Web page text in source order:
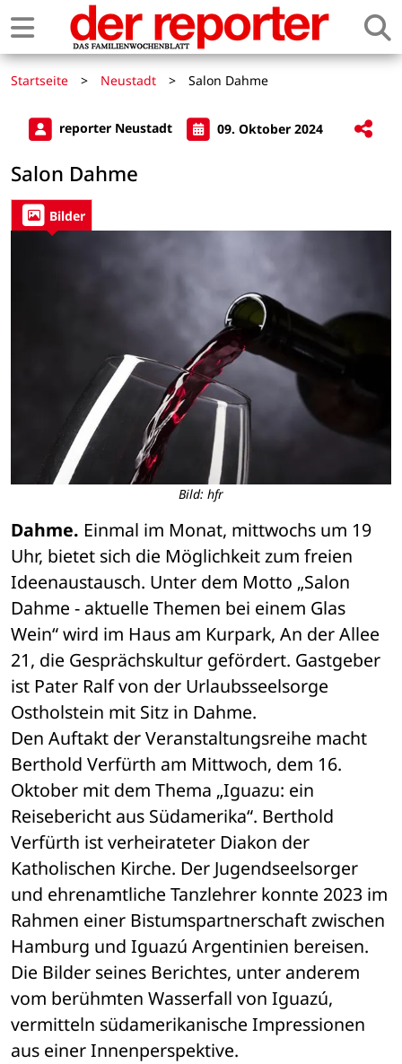
Startseite > Neustadt > Salon Dahme
reporter Neustadt 09. Oktober 2024
Salon Dahme
Bilder
Bild: hfr
Dahme. Einmal im Monat, mittwochs um 19
Uhr, bietet sich die Möglichkeit zum freien
Ideenaustausch. Unter dem Motto „Salon
Dahme - aktuelle Themen bei einem Glas
Wein“ wird im Haus am Kurpark, An der Allee
21, die Gesprächskultur gefördert. Gastgeber
ist Pater Ralf von der Urlaubsseelsorge
Ostholstein mit Sitz in Dahme.
Den Auftakt der Veranstaltungsreihe macht
Berthold Verfürth am Mittwoch, dem 16.
Oktober mit dem Thema „Iguazu: ein
Reisebericht aus Südamerika“. Berthold
Verfürth ist verheirateter Diakon der
Katholischen Kirche. Der Jugendseelsorger
und ehrenamtliche Tanzlehrer konnte 2023 im
Rahmen einer Bistumspartnerschaft zwischen
Hamburg und Iguazú Argentinien bereisen.
Die Bilder seines Berichtes, unter anderem
vom berühmten Wasserfall von Iguazú,
vermitteln südamerikanische Impressionen
aus einer Innenperspektive.